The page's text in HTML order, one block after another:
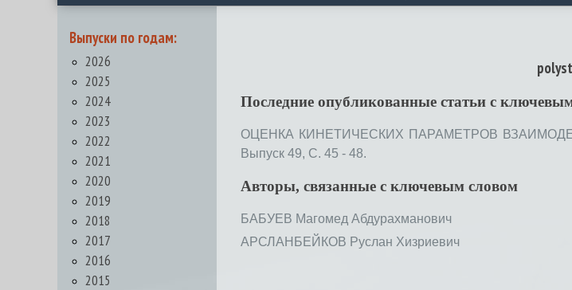
Выпуски по годам:
2026
2025
2024
2023
2022
2021
2020
2019
2018
2017
2016
2015
Последние опубликованные статьи c
ОЦЕНКА КИНЕТИЧЕСКИХ ПАРАМЕТРОВ
Выпуск 49, С. 45 - 48.
Авторы, связанные с ключевым словом
БАБУЕВ Магомед Абдурахманович
АРСЛАНБЕЙКОВ Руслан Хизриевич